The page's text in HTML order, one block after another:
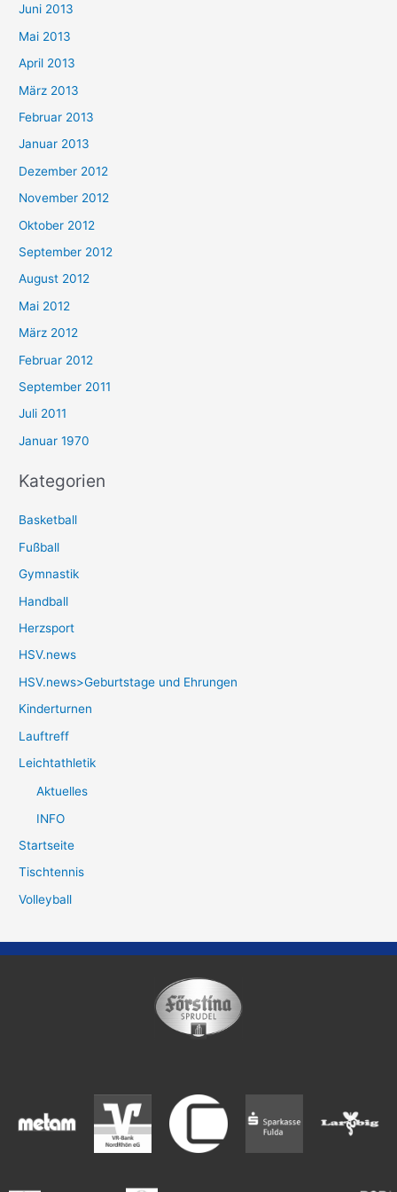
Juni 2013
Mai 2013
April 2013
März 2013
Februar 2013
Januar 2013
Dezember 2012
November 2012
Oktober 2012
September 2012
August 2012
Mai 2012
März 2012
Februar 2012
September 2011
Juli 2011
Januar 1970
Kategorien
Basketball
Fußball
Gymnastik
Handball
Herzsport
HSV.news
HSV.news>Geburtstage und Ehrungen
Kinderturnen
Lauftreff
Leichtathletik
Aktuelles
INFO
Startseite
Tischtennis
Volleyball